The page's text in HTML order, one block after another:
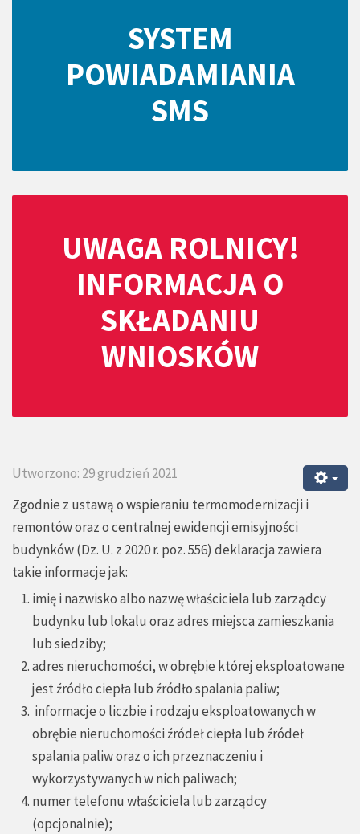
SYSTEM
POWIADAMIANIA
SMS
UWAGA ROLNICY!
INFORMACJA O
SKŁADANIU
WNIOSKÓW
Utworzono: 29 grudzień 2021
Zgodnie z ustawą o wspieraniu termomodernizacji i
remontów oraz o centralnej ewidencji emisyjności
budynków (Dz. U. z 2020 r. poz. 556) deklaracja zawiera
takie informacje jak:
imię i nazwisko albo nazwę właściciela lub zarządcy
budynku lub lokalu oraz adres miejsca zamieszkania
lub siedziby;
adres nieruchomości, w obrębie której eksploatowane
jest źródło ciepła lub źródło spalania paliw;
informacje o liczbie i rodzaju eksploatowanych w
obrębie nieruchomości źródeł ciepła lub źródeł
spalania paliw oraz o ich przeznaczeniu i
wykorzystywanych w nich paliwach;
numer telefonu właściciela lub zarządcy
(opcjonalnie);